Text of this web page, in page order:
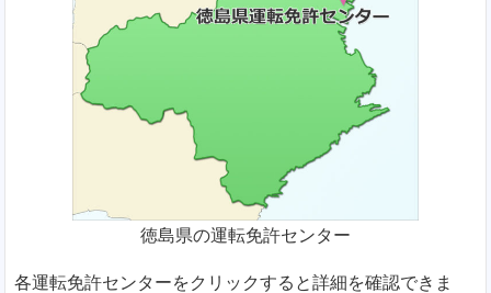
徳島県の運転免許センター
各運転免許センターをクリックすると詳細を確認できま